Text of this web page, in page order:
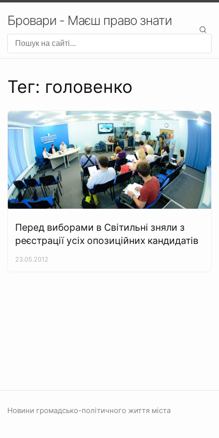
Бровари - Маєш право знати
Тег: головенко
Перед виборами в Світильні зняли з
реєстрації усіх опозиційних кандидатів
23.05.2012
Новини громадсько-політичного життя міста